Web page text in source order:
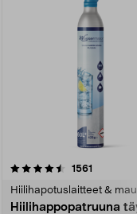
1561
Hiilihapotuslaitteet &
Hiilihappopatruuna
4.5viidestä